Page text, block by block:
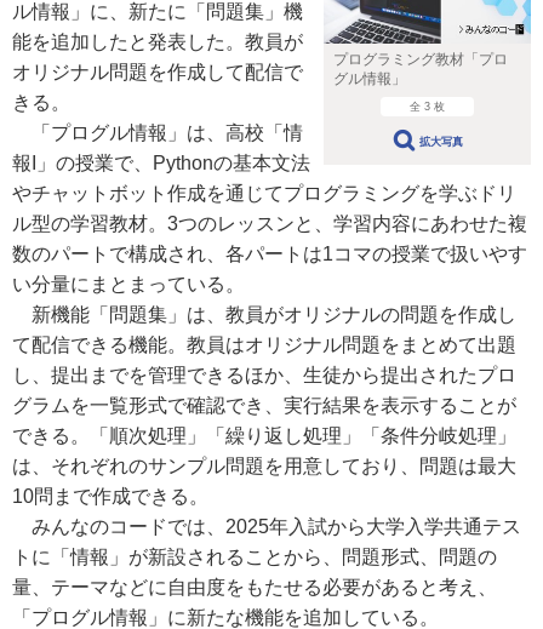
プログラミング教材「プロ
グル情報」
全 3 枚
拡大写真
ル情報」に、新たに「問題集」機
能を追加したと発表した。教員が
オリジナル問題を作成して配信で
きる。
「プログル情報」は、高校「情
報I」の授業で、Pythonの基本文法
やチャットボット作成を通じてプログラミングを学ぶドリ
ル型の学習教材。3つのレッスンと、学習内容にあわせた複
数のパートで構成され、各パートは1コマの授業で扱いやす
い分量にまとまっている。
新機能「問題集」は、​​教員がオリジナルの問題を作成し
て配信できる機能。教員はオリジナル問題をまとめて出題
し、提出までを管理できるほか、生徒から提出されたプロ
グラムを一覧形式で確認でき、実行結果を表示することが
できる。「順次処理」「繰り返し処理」「条件分岐処理」
は、それぞれのサンプル問題を用意しており、問題は最大
10問まで作成できる。
みんなのコードでは、2025年入試から大学入学共通テス
トに「情報」が新設されることから、問題形式、問題の
量、テーマなどに自由度をもたせる必要があると考え、
「プログル情報」に新たな機能を追加している。